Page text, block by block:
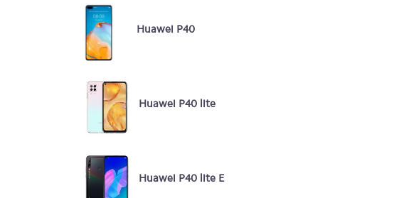
Huawei P40
Huawei P40 lite
Huawei P40 lite E